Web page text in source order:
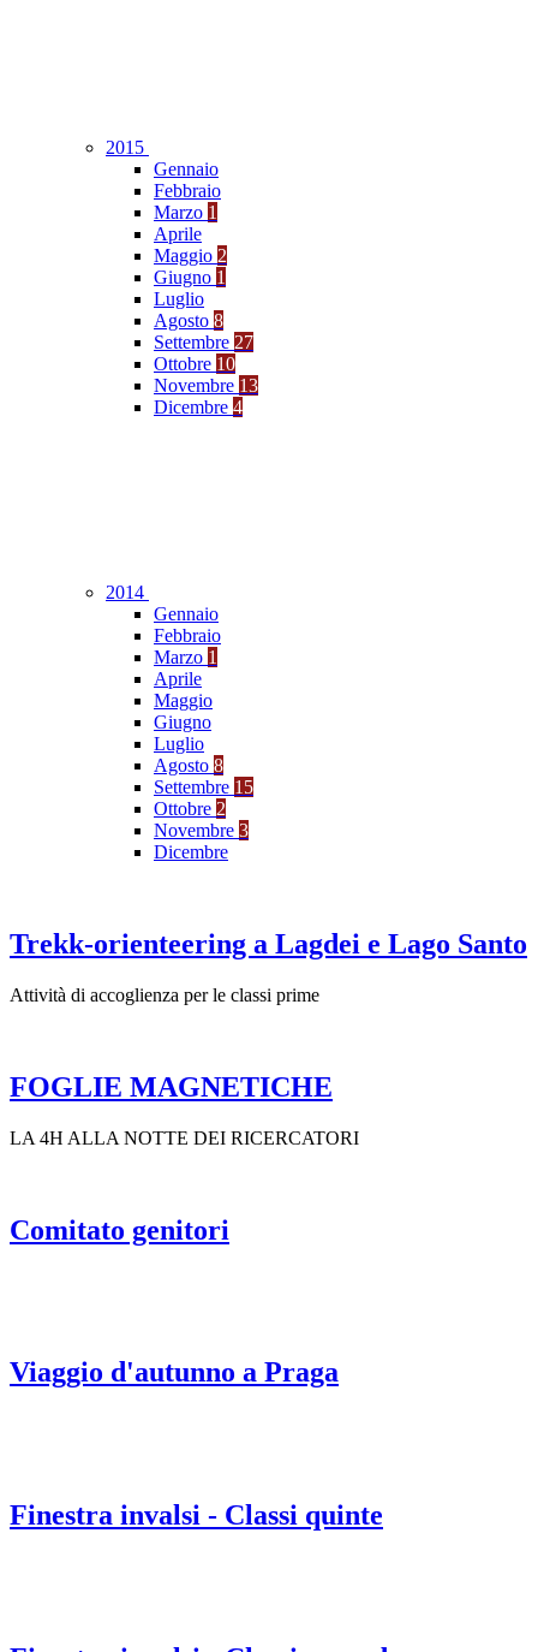
2015
Gennaio
Febbraio
Marzo 1
Aprile
Maggio 2
Giugno 1
Luglio
Agosto 8
Settembre 27
Ottobre 10
Novembre 13
Dicembre 4
2014
Gennaio
Febbraio
Marzo 1
Aprile
Maggio
Giugno
Luglio
Agosto 8
Settembre 15
Ottobre 2
Novembre 3
Dicembre
Trekk-orienteering a Lagdei e Lago Santo
Attività di accoglienza per le classi prime
FOGLIE MAGNETICHE
LA 4H ALLA NOTTE DEI RICERCATORI
Comitato genitori
Viaggio d'autunno a Praga
Finestra invalsi - Classi quinte